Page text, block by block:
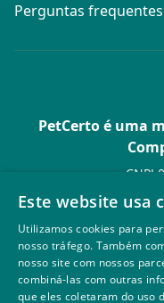
Perguntas frequentes
PetCerto é uma
CNPJ
Av. Paulista, 1.636 Conj.
© PetCerto -
Este website usa
Utilizamos cookies para
nosso tráfego. Também
nosso site com nossos
combiná-las com outras
que eles coletaram do uso